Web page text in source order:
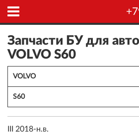
Запчасти БУ для
VOLVO S60
VOLVO
S60
III 2018-н.в.